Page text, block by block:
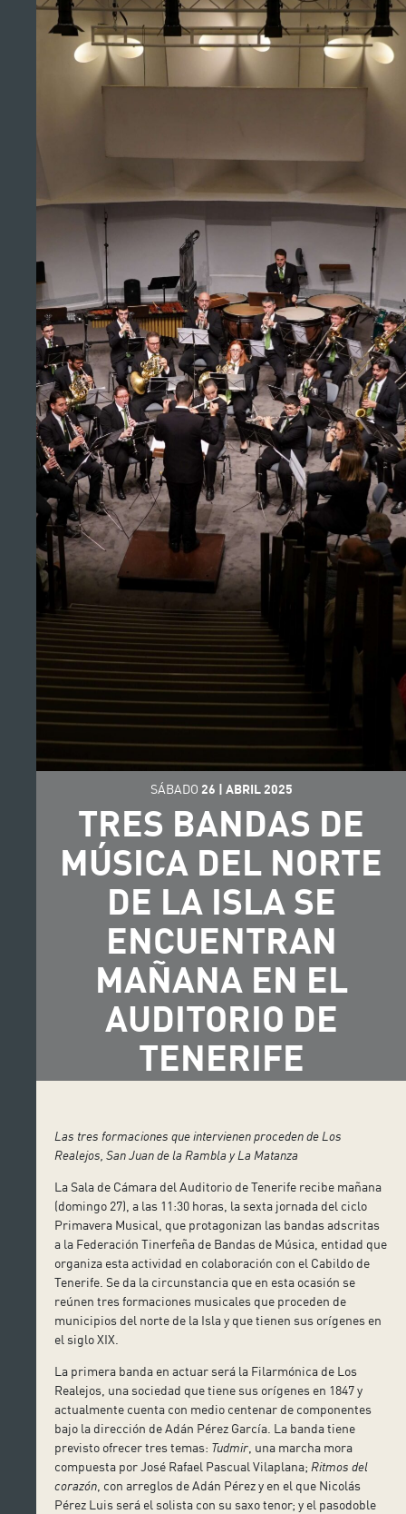
SÁBADO 26 | ABRIL 2025
TRES BANDAS DE
MÚSICA DEL NORTE
DE LA ISLA SE
ENCUENTRAN
MAÑANA EN EL
AUDITORIO DE
TENERIFE
Las tres formaciones que intervienen proceden de Los
Realejos, San Juan de la Rambla y La Matanza
La Sala de Cámara del Auditorio de Tenerife recibe mañana
(domingo 27), a las 11:30 horas, la sexta jornada del ciclo
Primavera Musical, que protagonizan las bandas adscritas
a la Federación Tinerfeña de Bandas de Música, entidad que
organiza esta actividad en colaboración con el Cabildo de
Tenerife. Se da la circunstancia que en esta ocasión se
reúnen tres formaciones musicales que proceden de
municipios del norte de la Isla y que tienen sus orígenes en
el siglo XIX.
La primera banda en actuar será la Filarmónica de Los
Realejos, una sociedad que tiene sus orígenes en 1847 y
actualmente cuenta con medio centenar de componentes
bajo la dirección de Adán Pérez García. La banda tiene
previsto ofrecer tres temas: Tudmir , una marcha mora
compuesta por José Rafael Pascual Vilaplana; Ritmos del
corazón , con arreglos de Adán Pérez y en el que Nicolás
Pérez Luis será el solista con su saxo tenor; y el pasodoble